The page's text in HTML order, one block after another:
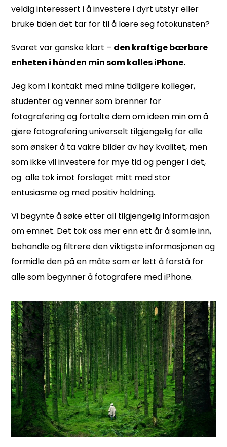
veldig interessert i å investere i dyrt utstyr eller
bruke tiden det tar for til å læreseg fotokunsten?
Svaret var ganske klart – den kraftigebærbare
enheten i hånden min somkallesiPhone.
Jeg kom i kontakt med mine tidligere kolleger,
studenter og venner som brenner for
fotografering og fortalte dem om ideen min om å
gjøre fotografering universelt tilgjengelig for alle
som ønsker å ta vakre bilder av høy kvalitet, men
som ikke vil investere for mye tid og penger i det,
ogalle tok imot forslaget mitt med stor
entusiasme og med positiv holdning.
Vi begynte å søke etter all tilgjengelig informasjon
om emnet. Det tok oss mer enn ett år å samle inn,
behandle og filtrere den viktigste informasjonen og
formidle den på en måte som er lett å forstå for
alle som begynner å fotografere med iPhone.